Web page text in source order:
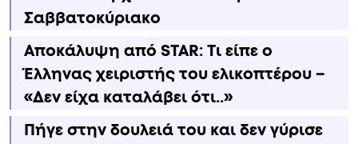
Σαββατοκύριακο
Αποκάλυψη από STAR: Τι είπε ο
Έλληνας χειριστής του ελικοπτέρου –
«Δεν είχα καταλάβει ότι..»
Πήγε στην δουλειά του και δεν γύρισε